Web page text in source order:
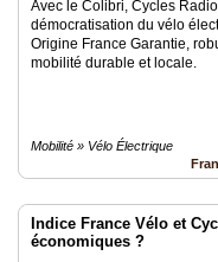
Avec le Colibri, Cycles
démocratisation du vélo
Origine France Garantie,
mobilité durable et locale.
Mobilité » Vélo Électrique
Indice France Vélo et
économiques ?